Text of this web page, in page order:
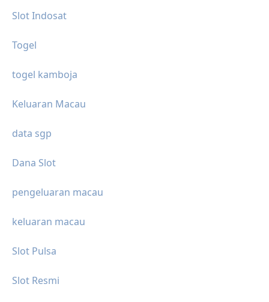
Slot Indosat
Togel
togel kamboja
Keluaran Macau
data sgp
Dana Slot
pengeluaran macau
keluaran macau
Slot Pulsa
Slot Resmi